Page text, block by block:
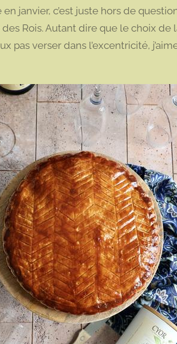
janvier, c’est juste hors de
Rois. Autant dire que le choix de
pas verser dans l’excentricité,